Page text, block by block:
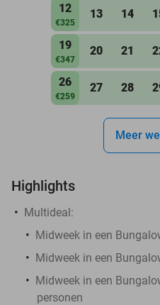
12
€325
13 14
19
€347
20 21
26
€259
27 28
Meer
Highlights
Multideal:
Midweek in een
Midweek in een
Midweek in een
personen